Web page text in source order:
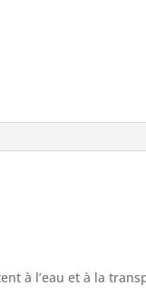
à l’eau et à la